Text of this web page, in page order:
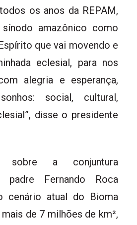
os anos da REPAM,
amazônico como
que vai movendo e
eclesial, para nos
alegria e esperança,
social, cultural,
disse o presidente
sobre a conjuntura
padre Fernando Roca
cenário atual do Bioma
de 7 milhões de km²,